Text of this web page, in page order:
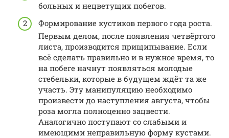
больных и нецветущих побегов.
Формирование кустиков первого года роста.
Первым делом, после появления четвёртого
листа, производится прищипывание. Если
всё сделать правильно и в нужное время, то
на побеге начнут появляться молодые
стебельки, которые в будущем ждёт та же
участь. Эту манипуляцию необходимо
произвести до наступления августа, чтобы
роза могла полноценно зацвести.
Аналогично поступают со слабыми и
имеющими неправильную форму кустами.